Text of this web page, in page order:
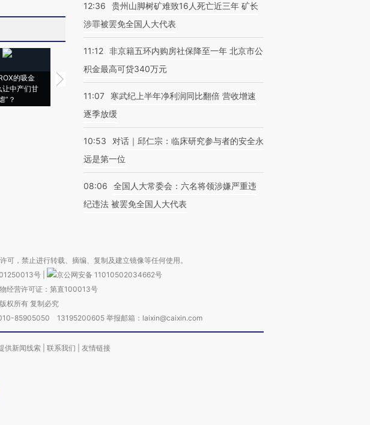
的吸金
让中产们甘
”？
马航飞行员跨国走私7万
育部长拱下台
飞地休达
12:36
贵州山脚树矿难致16人死亡近三年 矿长
涉罪被罢免全国人大代表
11:12 非京籍五环内购房社保降至一年 北京市公
积金最高可贷340万元
11:07
寒武纪上半年净利润同比翻倍 营收增速
逐季放缓
10:53
对话｜邱仁宗：临床研究参与者的安全永
远是第一位
08:06
全国人大常委会：六名将领涉嫌严重违
纪违法 被罢免全国人大代表
，禁止进行转载、摘编、复制及建立镜像等任何使用。
号
京公网安备 11010502034662号
经营许可证：第直100013号
权所有 复制必究
010-85905050 13195200605 举报邮箱：laixin@caixin.com
供新闻线索 联系我们 友情链接